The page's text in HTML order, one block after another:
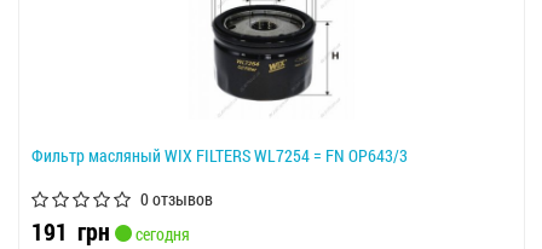
Фильтр масляный WIX FILTERS WL7254 = FN OP643/3
0 отзывов
191 грн
сегодня